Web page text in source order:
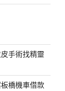
手術找精靈
橋機車借款